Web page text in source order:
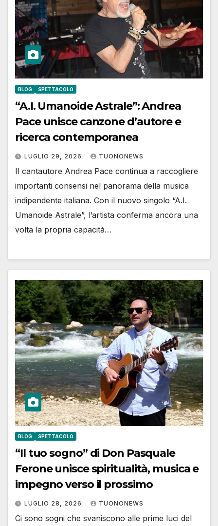
BLOG SPETTACOLO
“A.I. Umanoide Astrale”: Andrea
Pace unisce canzone d’autore e
ricerca contemporanea
LUGLIO 29, 2026 TUONONEWS
Il cantautore Andrea Pace continua a raccogliere
importanti consensi nel panorama della musica
indipendente italiana. Con il nuovo singolo “A.I.
Umanoide Astrale”, l’artista conferma ancora una
volta la propria capacità…
BLOG SPETTACOLO
“Il tuo sogno” di Don Pasquale
Ferone unisce spiritualità, musica e
impegno verso il prossimo
LUGLIO 28, 2026 TUONONEWS
Ci sono sogni che svaniscono alle prime luci del